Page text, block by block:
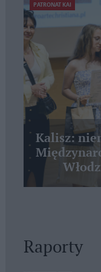
PATRONAT KAI
Kalisz:
Raporty